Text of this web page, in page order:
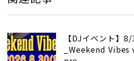
【DJイベント】
_Weekend